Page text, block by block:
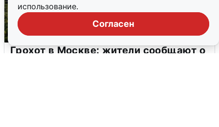
использование.
Согласен
Грохот в Москве: жители сообщают о